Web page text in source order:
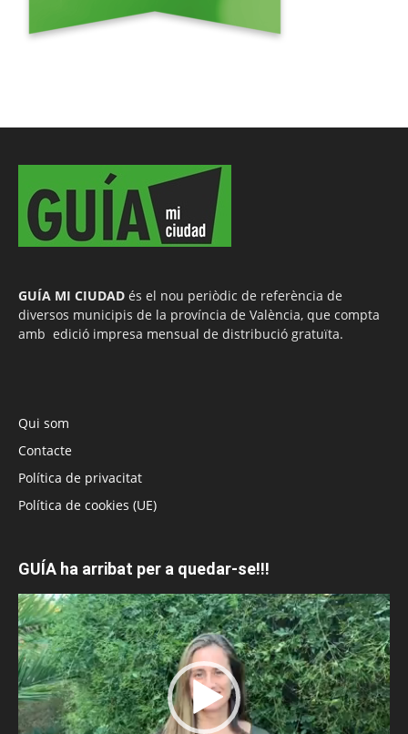
GUÍA MI CIUDAD és el nou periòdic de referència de
diversos municipis de la província de València, que compta
amb edició impresa mensual de distribució gratuïta.
Qui som
Contacte
Política de privacitat
Política de cookies (UE)
GUÍA ha arribat per a quedar-se!!!
Reproductor
de
vídeo